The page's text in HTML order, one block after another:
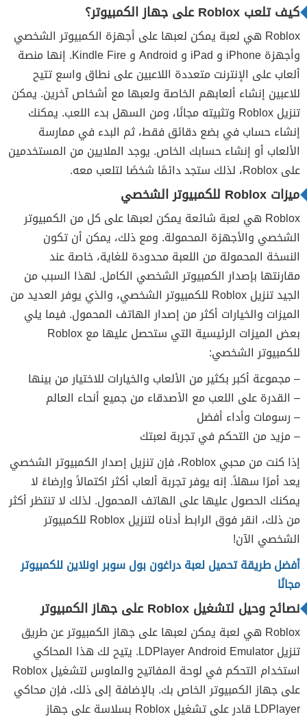
كيف تلعب Roblox على جهاز الكمبيوتر؟
Roblox هي لعبة يمكن لعبها على أجهزة الكمبيوتر الشخصي
وأجهزة iPhone و iPad و Android و Kindle Fire. إنها منصة
ألعاب على الإنترنت متعددة اللاعبين على نطاق واسع تتيح
للاعبين إنشاء ألعابهم الخاصة ولعبها مع أشخاص آخرين. يمكن
تنزيل Roblox وتثبيته مجانًا، ومن السهل بدء اللعب. يمكنك
إنشاء حساب في بضع دقائق فقط، ثم البدء في ممارسة
الألعاب أو إنشاء حسابك الخاص. يوجد الملايين من المستخدمين
على Roblox، لذلك ستجد دائمًا شخصًا لتلعب معه.
ميزات Roblox للكمبيوتر الشخصي
Roblox هي لعبة شائعة يمكن لعبها على كل من الكمبيوتر
الشخصي والأجهزة المحمولة. ومع ذلك، يمكن أن تكون
النسخة المحمولة من اللعبة محدودة للغاية، خاصة عند
مقارنتها بإصدار الكمبيوتر الشخصي الكامل. لهذا السبب من
الجيد تنزيل Roblox للكمبيوتر الشخصي، والذي يوفر العديد من
الميزات والخيارات أكثر من إصدار الهاتف المحمول. فيما يلي
بعض الميزات الرئيسية التي ستحصل عليها مع Roblox
للكمبيوتر الشخصي:
– مجموعة أكبر بكثير من الألعاب والخيارات للاختيار من بينها
– القدرة على اللعب مع الأصدقاء من جميع أنحاء العالم
– رسومات وأداء أفضل
– مزيد من التحكم في تجربة لعبتك
إذا كنت من محبي Roblox، فإن تنزيل إصدار الكمبيوتر الشخصي
يعد أمرًا سهلاً. إنه يوفر تجربة ألعاب أكثر اكتمالاً وإرضاءً لا
يمكنك الحصول عليها على الهاتف المحمول. لذلك لا تنتظر أكثر
من ذلك، انقر فوق الرابط أدناه لتنزيل Roblox للكمبيوتر
الشخصي الآن!
أفضل طريقة تحميل لعبة دراغون بول سوبر اونلاين للكمبيوتر
مجانًا
نصائح وحيل لتشغيل Roblox على جهاز الكمبيوتر
Roblox هي لعبة يمكن لعبها على جهاز الكمبيوتر عن طريق
تنزيل LDPlayer Android Emulator. يتيح لك هذا المحاكي
استخدام التحكم في لوحة المفاتيح والماوس لتشغيل Roblox
على جهاز الكمبيوتر الخاص بك. بالإضافة إلى ذلك، فإن محاكي
LDPlayer قادر على تشغيل Roblox بسلاسة على جهاز